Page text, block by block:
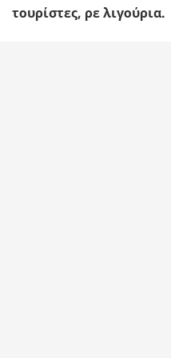
τουρίστες, ρε λιγούρια.